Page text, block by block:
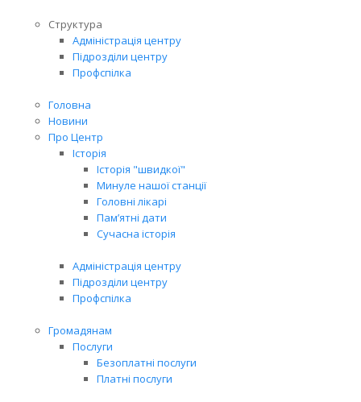
Структура
Адміністрація центру
Підрозділи центру
Профспілка
Головна
Новини
Про Центр
Історія
Історія "швидкої"
Минуле нашої станції
Головні лікарі
Пам’ятні дати
Сучасна історія
Адміністрація центру
Підрозділи центру
Профспілка
Громадянам
Послуги
Безоплатні послуги
Платні послуги